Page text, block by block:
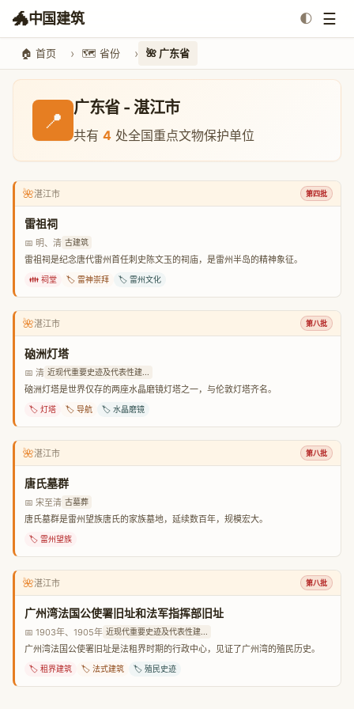
🐲中国建筑 🌓 ☰
🏠 首页 🗺️ 省份 🌺 广东省
📍
广东省 - 湛江市
共有 4 处全国重点文物保护单位
🌺湛江市 第四批
雷祖祠
📅 明、清 古建筑
雷祖祠是纪念唐代雷州首任刺史陈文玉的祠庙，是雷州半岛的精神象征。
👪 祠堂 🏷️ 雷神崇拜 🏷️ 雷州文化
🌺湛江市 第八批
硇洲灯塔
📅 清 近现代重要史迹及代表性建...
硇洲灯塔是世界仅存的两座水晶磨镜灯塔之一，与伦敦灯塔齐名。
🏷️ 灯塔 🏷️ 导航 🏷️ 水晶磨镜
🌺湛江市 第八批
唐氏墓群
📅 宋至清 古墓葬
唐氏墓群是雷州望族唐氏的家族墓地，延续数百年，规模宏大。
🏷️ 雷州望族
🌺湛江市 第八批
广州湾法国公使署旧址和法军指挥部旧址
📅 1903年、1905年 近现代重要史迹及代表性建...
广州湾法国公使署旧址是法租界时期的行政中心，见证了广州湾的殖民历史。
🏷️ 租界建筑 🏷️ 法式建筑 🏷️ 殖民史迹